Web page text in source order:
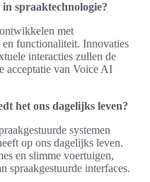
spraaktechnologie?
met
functionaliteit. Innovaties
interacties zullen de
acceptatie van Voice AI
het ons dagelijks leven?
systemen
op ons dagelijks leven.
en slimme voertuigen,
spraakgestuurde interfaces.